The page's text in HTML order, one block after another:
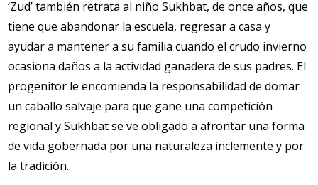
‘Zud’ también retrata al niño Sukhbat, de once años, que
tiene que abandonar la escuela, regresar a casa y
ayudar a mantener a su familia cuando el crudo invierno
ocasiona daños a la actividad ganadera de sus padres. El
progenitor le encomienda la responsabilidad de domar
un caballo salvaje para que gane una competición
regional y Sukhbat se ve obligado a afrontar una forma
de vida gobernada por una naturaleza inclemente y por
la tradición.